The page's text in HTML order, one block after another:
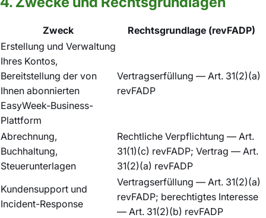
Zweck
Rechtsgrundlage (revFADP)
Erstellung und Verwaltung
Ihres Kontos,
Bereitstellung der von
Ihnen abonnierten
EasyWeek-Business-
Plattform
Vertragserfüllung — Art. 31(2)(a)
revFADP
Abrechnung,
Buchhaltung,
Steuerunterlagen
Rechtliche Verpflichtung — Art.
31(1)(c) revFADP; Vertrag — Art.
31(2)(a) revFADP
Kundensupport und
Incident-Response
Vertragserfüllung — Art. 31(2)(a)
revFADP; berechtigtes Interesse
— Art. 31(2)(b) revFADP